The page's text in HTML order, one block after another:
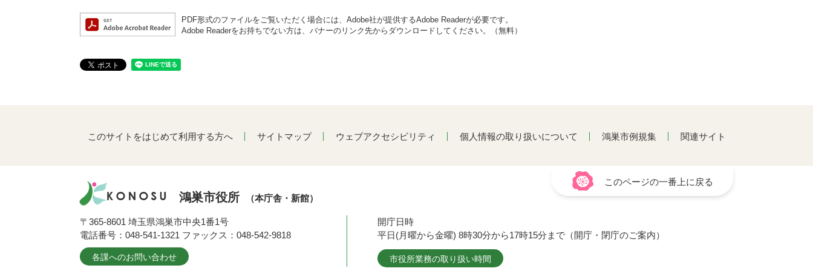
PDF形式のファイルをご覧いただく場合には、Adobe社が提供するAdobe Readerが必要です。
Adobe Readerをお持ちでない方は、バナーのリンク先からダウンロードしてください。（無料）
このサイトをはじめて利用する方へ サイトマップ ウェブアクセシビリティ 個人情報の取り扱いについて 鴻巣市例規集 関連サイト
このページの一番上に戻る
鴻巣市役所 （本庁舎・新館）
〒365-8601 埼玉県鴻巣市中央1番1号
電話番号：048-541-1321 ファックス：048-542-9818
各課へのお問い合わせ
開庁日時
平日(月曜から金曜) 8時30分から17時15分まで（開庁・閉庁のご案内）
市役所業務の取り扱い時間